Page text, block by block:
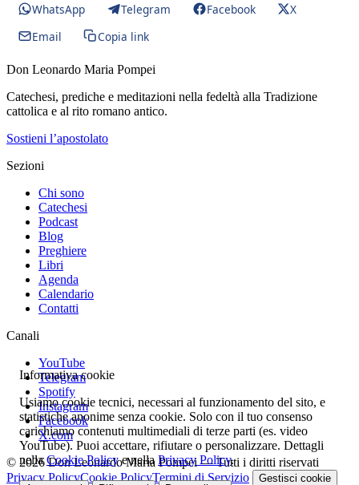
WhatsApp Telegram Facebook
X
Email
Copia link
Don Leonardo Maria Pompei
Catechesi, prediche e meditazioni nella fedeltà alla Tradizione
cattolica e al rito romano antico.
Sostieni l’apostolato
Sezioni
Chi sono
Catechesi
Podcast
Blog
Preghiere
Libri
Agenda
Calendario
Contatti
Canali
YouTube
Telegram
Spotify
Instagram
Facebook
X.com
© 2026 Don Leonardo Maria Pompei — Tutti i diritti riservati
Privacy PolicyCookie PolicyTermini di Servizio Gestisci cookie
Informativa cookie
Usiamo cookie tecnici, necessari al funzionamento del sito, e
statistiche anonime senza cookie. Solo con il tuo consenso
carichiamo contenuti multimediali di terze parti (es. video
YouTube). Puoi accettare, rifiutare o personalizzare. Dettagli
nellaCookie Policye nella Privacy Policy.